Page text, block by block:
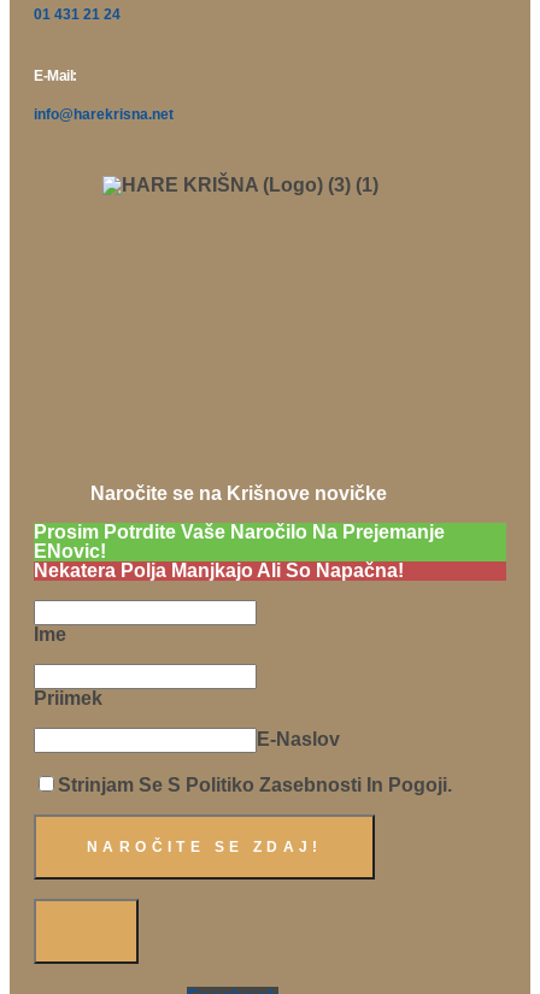
01 431 21 24
E-Mail:
info@harekrisna.net
Naročite se na Krišnove novičke
Prosim Potrdite Vaše Naročilo Na Prejemanje
ENovic!
Nekatera Polja Manjkajo Ali So Napačna!
Ime
Priimek
E-Naslov
Strinjam Se S Politiko Zasebnosti In Pogoji.